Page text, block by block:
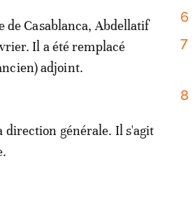
de Casablanca, Abdellatif
Il a été remplacé
adjoint.
direction générale. Il s'agit
6
7
8